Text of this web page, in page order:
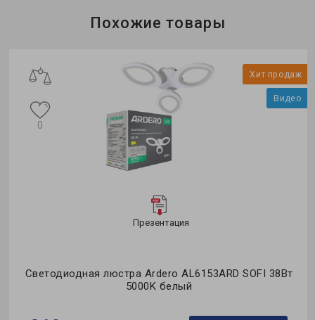
MODERN
Похожие товары
Хит продаж
Видео
Презентация
Светодиодная люстра Ardero AL6153ARD SOFI 38Вт
5000K белый
0